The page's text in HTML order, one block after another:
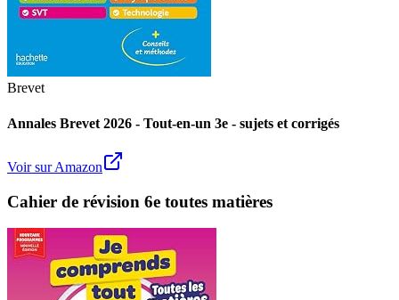
Brevet
Annales Brevet 2026 - Tout-en-un 3e - sujets et corrigés
Voir sur Amazon
Cahier de révision 6e toutes matières